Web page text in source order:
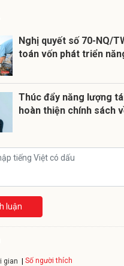
Nghị quyết số 70-NQ/
toán vốn phát triển
Thúc đẩy năng lượng
hoàn thiện chính sách
luận
gian Số người thích